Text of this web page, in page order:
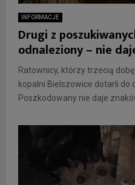
INFORMACJE
Drugi z
odnaleziony – nie
Ratownicy, którzy trzecią
kopalni Bielszowice dotarli do
Poszkodowany nie daje